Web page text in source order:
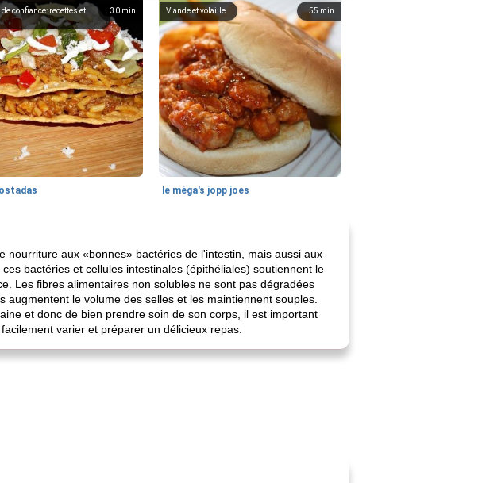
30 min
confiance: recettes et
55 min
Viande et volaille
le méga's jopp joes
aux «bonnes» bactéries de l'intestin, mais aussi aux
bactéries et cellules intestinales (épithéliales) soutiennent le
Les fibres alimentaires non solubles ne sont pas dégradées
le volume des selles et les maintiennent souples.
et donc de bien prendre soin de son corps, il est important
varier et préparer un délicieux repas.